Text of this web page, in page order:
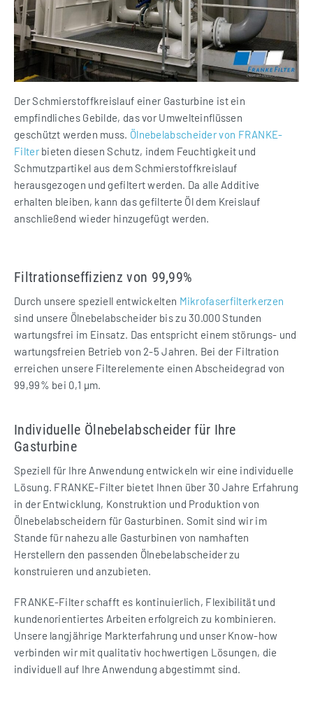
Der Schmierstoffkreislauf einer Gasturbine ist ein
empfindliches Gebilde, das vor Umwelteinflüssen
geschützt werden muss. Ölnebelabscheider von FRANKE-
Filterbieten diesen Schutz, indem Feuchtigkeit und
Schmutzpartikel aus dem Schmierstoffkreislauf
herausgezogen und gefiltert werden. Da alle Additive
erhalten bleiben, kann das gefilterte Öl dem Kreislauf
anschließend wieder hinzugefügt werden.
Filtrationseffizienz von 99,99%
Durch unsere speziell entwickelten Mikrofaserfilterkerzen
sind unsere Ölnebelabscheider bis zu 30.000 Stunden
wartungsfrei im Einsatz. Das entspricht einem störungs- und
wartungsfreien Betrieb von 2-5 Jahren. Bei der Filtration
erreichen unsere Filterelemente einen Abscheidegrad von
99,99% bei 0,1 µm.
Individuelle Ölnebelabscheider für Ihre
Gasturbine
Speziell für Ihre Anwendung entwickeln wir eine individuelle
Lösung. FRANKE-Filter bietet Ihnen über 30 Jahre Erfahrung
in der Entwicklung, Konstruktion und Produktion von
Ölnebelabscheidern für Gasturbinen. Somit sind wir im
Stande für nahezu alle Gasturbinen von namhaften
Herstellern den passenden Ölnebelabscheider zu
konstruieren und anzubieten.
FRANKE-Filter schafft es kontinuierlich, Flexibilität und
kundenorientiertes Arbeiten erfolgreich zu kombinieren.
Unsere langjährige Markterfahrung und unser Know-how
verbinden wir mit qualitativ hochwertigen Lösungen, die
individuell auf Ihre Anwendung abgestimmt sind.